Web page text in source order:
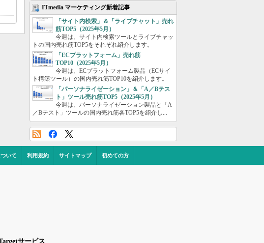
ITmedia マーケティング新着記事
「サイト内検索」＆「ライブチャット」売れ
筋TOP5（2025年5月）
今週は、サイト内検索ツールとライブチャッ
トの国内売れ筋TOP5をそれぞれ紹介します。
「ECプラットフォーム」売れ筋
TOP10（2025年5月）
今週は、ECプラットフォーム製品（ECサイ
ト構築ツール）の国内売れ筋TOP10を紹介します。
「パーソナライゼーション」＆「A／Bテス
ト」ツール売れ筋TOP5（2025年5月）
今週は、パーソナライゼーション製品と「A
／Bテスト」ツールの国内売れ筋各TOP5を紹介し...
いて 利用規約 サイトマップ 初めての方
サービス